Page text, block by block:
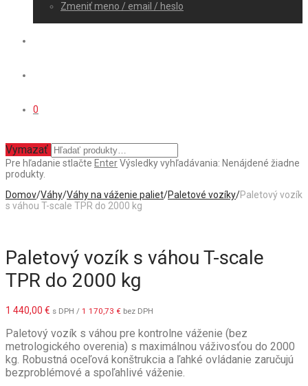
Zmeniť meno / email / heslo
0
Vymazať
Pre hľadanie stlačte EnterVýsledky vyhľadávania: Nenájdené žiadne
produkty.
Domov/Váhy/Váhy na váženie paliet/Paletové vozíky/Paletový vozík
s váhou T-scale TPR do 2000 kg
Paletový vozík s váhou T-scale
TPR do 2000 kg
1 440,00 € s DPH / 1 170,73 € bez DPH
Paletový vozík s váhou pre kontrolne váženie (bez
metrologického overenia) s maximálnou váživosťou do 2000
kg. Robustná oceľová konštrukcia a ľahké ovládanie zaručujú
bezproblémové a spoľahlivé váženie.